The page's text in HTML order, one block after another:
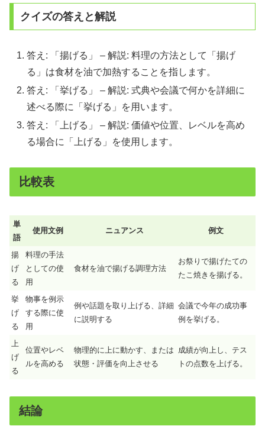
クイズの答えと解説
答え: 「揚げる」 – 解説: 料理の方法として「揚げ
る」は食材を油で加熱することを指します。
答え: 「挙げる」 – 解説: 式典や会議で何かを詳細に
述べる際に「挙げる」を用います。
答え: 「上げる」 – 解説: 価値や位置、レベルを高め
る場合に「上げる」を使用します。
比較表
単
語
使用文例 ニュアンス 例文
揚
げ
る
料理の手法
としての使
用
食材を油で揚げる調理方法
お祭りで揚げたての
たこ焼きを揚げる。
挙
げ
る
物事を例示
する際に使
用
例や話題を取り上げる、詳細
に説明する
会議で今年の成功事
例を挙げる。
上
げ
る
位置やレベ
ルを高める
物理的に上に動かす、または
状態・評価を向上させる
成績が向上し、テス
トの点数を上げる。
結論